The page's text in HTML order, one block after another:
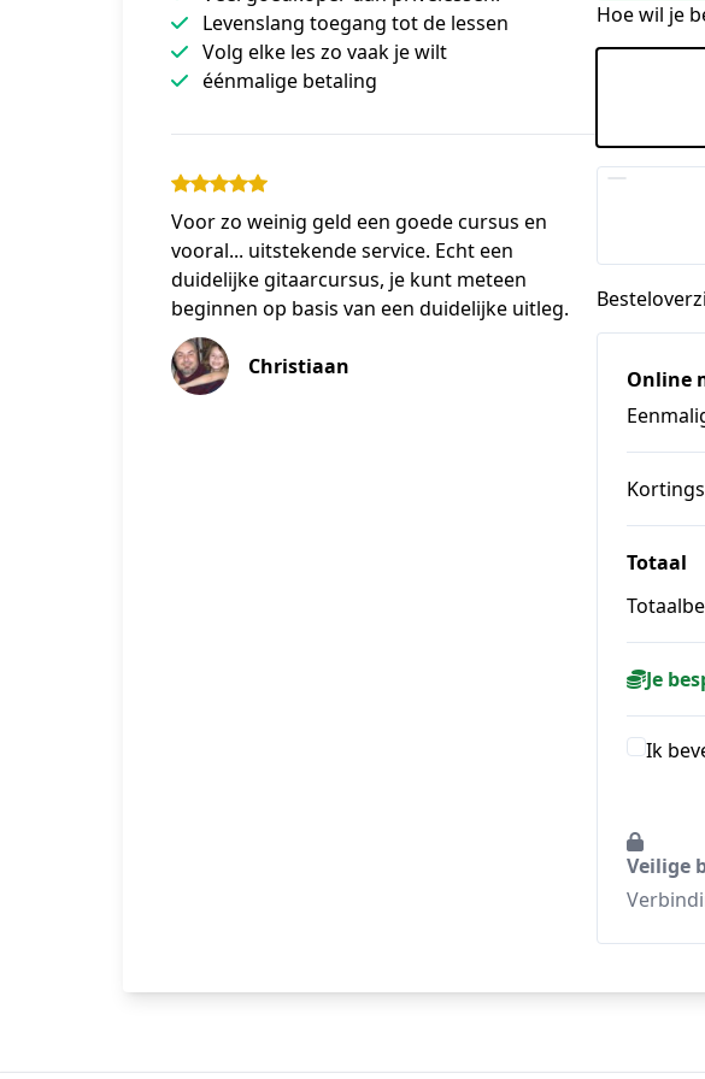
Levenslang toegang tot de lessen
Volg elke les zo vaak je wilt
éénmalige betaling
Voor zo weinig geld een goede cursus en
vooral... uitstekende service. Echt een
duidelijke gitaarcursus, je kunt meteen
beginnen op basis van een duidelijke uitleg.
Christiaan
Hoe wil je
Online
Totaal
Je
Ik
Veilige